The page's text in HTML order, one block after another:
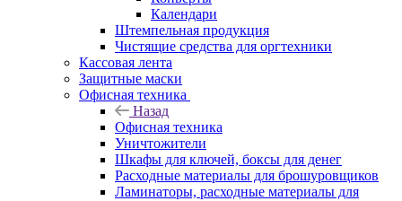
Календари
Штемпельная продукция
Чистящие средства для оргтехники
Кассовая лента
Защитные маски
Офисная техника
Назад
Офисная техника
Уничтожители
Шкафы для ключей, боксы для денег
Расходные материалы для брошуровщиков
Ламинаторы, расходные материалы для